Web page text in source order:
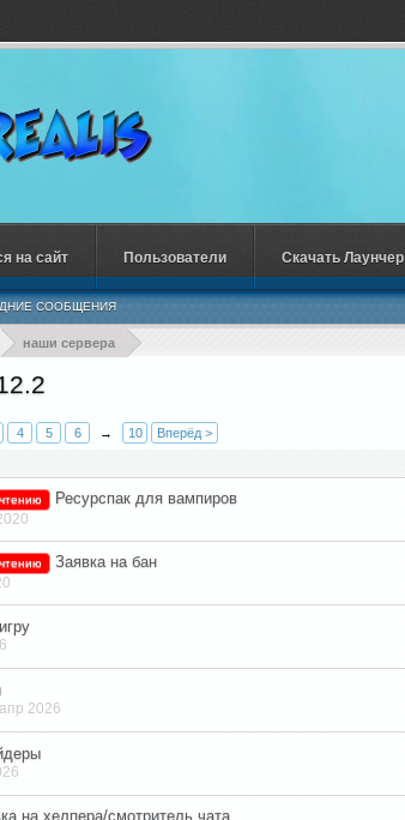
наши сервера
4 5 6 → 10 Вперёд >
Ресурспак для вампиров
Заявка на бан
2026
на хелпера/смотритель чата
СООБЩЕНИЯ
на сайт Пользователи Скачать Лаунчер